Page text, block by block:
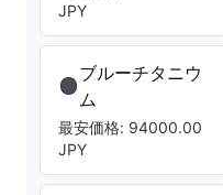
JPY
ブルーチタニウ
ム
最安価格: 94000.00
JPY